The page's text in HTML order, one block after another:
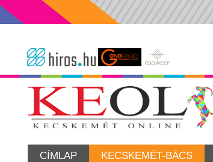
CÍMLAP KECSKEMÉT-BÁCS